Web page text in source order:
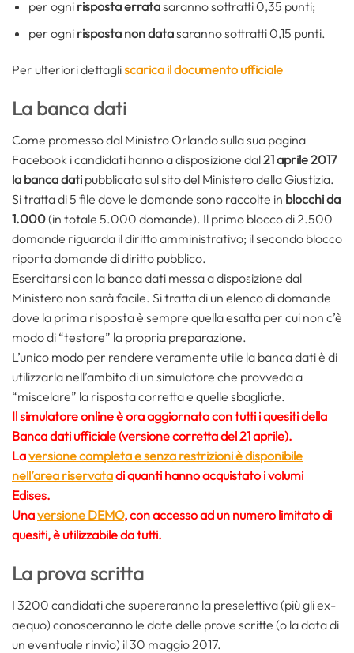
per ogni risposta erratasaranno sottratti 0,35 punti;
per ogni risposta non datasaranno sottratti 0,15 punti.
Per ulteriori dettagliscarica il documento ufficiale
La banca dati
Come promesso dal Ministro Orlando sulla sua pagina
Facebook i candidati hanno a disposizione dal21 aprile 2017
la banca dati pubblicata sul sito del Ministero della Giustizia.
Si tratta di 5 file dove le domande sono raccolte in blocchi da
1.000(in totale 5.000 domande). Il primo blocco di 2.500
domande riguarda il diritto amministrativo; il secondo blocco
riporta domande di diritto pubblico.
Esercitarsi con la banca dati messa a disposizione dal
Ministero non sarà facile. Si tratta di un elenco di domande
dove la prima risposta è sempre quella esatta per cui non c’è
modo di “testare” la propria preparazione.
L’unico modo per rendere veramente utile la banca dati è di
utilizzarla nell’ambito di un simulatore che provveda a
“miscelare” la risposta corretta e quelle sbagliate.
Il simulatore online è oraaggiornato con tutti i quesiti della
Banca dati ufficiale(versione corretta del 21 aprile).
Laversione completa e senza restrizioni è disponibile
nell’area riservatadi quanti hanno acquistato i volumi
Edises.
Unaversione DEMO, con accesso ad un numero limitato di
quesiti, è utilizzabile da tutti.
La prova scritta
I 3200 candidati che supereranno la preselettiva (più gli ex-
aequo) conosceranno le date delle prove scritte (o la data di
un eventuale rinvio) il 30 maggio 2017.